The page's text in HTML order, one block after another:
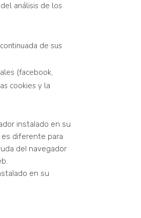
análisis de los
de sus
(facebook,
cookies y la
instalado en su
diferente para
del navegador
en su